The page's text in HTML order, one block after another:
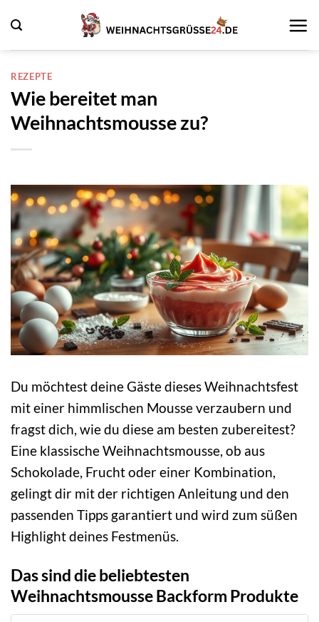
Inhalt
springen
REZEPTE
Wie bereitet man
Weihnachtsmousse zu?
Du möchtest deine Gäste dieses Weihnachtsfest
mit einer himmlischen Mousse verzaubern und
fragst dich, wie du diese am besten zubereitest?
Eine klassische Weihnachtsmousse, ob aus
Schokolade, Frucht oder einer Kombination,
gelingt dir mit der richtigen Anleitung und den
passenden Tipps garantiert und wird zum süßen
Highlight deines Festmenüs.
Das sind die beliebtesten
Weihnachtsmousse Backform Produkte